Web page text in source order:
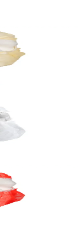
100stk
100stk
100stk